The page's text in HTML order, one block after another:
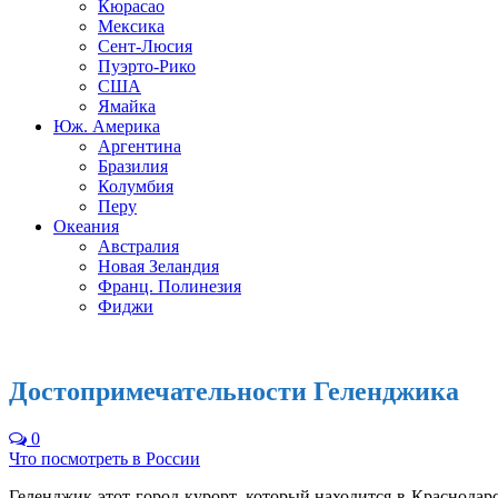
Кюрасао
Мексика
Сент-Люсия
Пуэрто-Рико
США
Ямайка
Юж. Америка
Аргентина
Бразилия
Колумбия
Перу
Океания
Австралия
Новая Зеландия
Франц. Полинезия
Фиджи
Достопримечательности Геленджика
0
Что посмотреть в России